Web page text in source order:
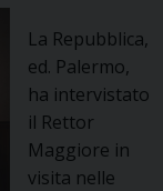
La Repubblica,
ed. Palermo,
ha intervistato
il Rettor
Maggiore in
visita nelle